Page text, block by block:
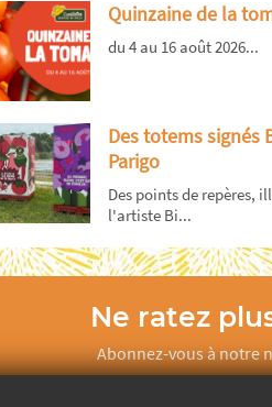
Quinzaine de la
du 4 au 16 août 2026...
Des totems signés
Parigo
Des points de repères,
l'artiste Bi...
Ne ratez
Abonnez-vous à notre